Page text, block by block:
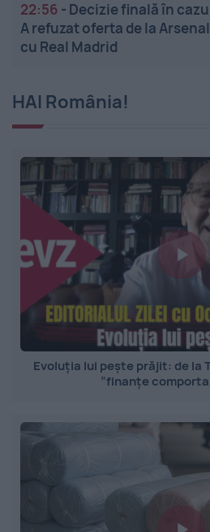
22:56 - Decizie finală în
A refuzat oferta de la
cu Real Madrid
HAI România!
Evoluția lui pește prăjit: de la
”finanțe